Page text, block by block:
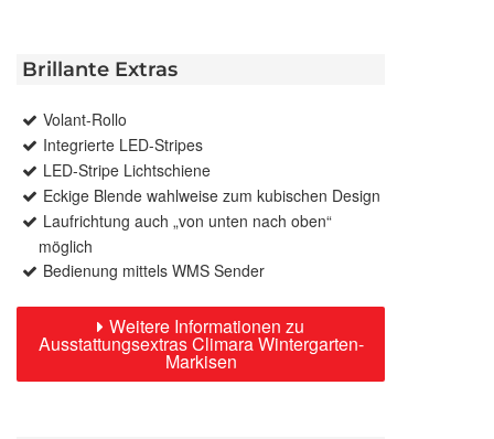
Brillante Extras
Volant-Rollo
Integrierte LED-Stripes
LED-Stripe Lichtschiene
Eckige Blende wahlweise zum kubischen Design
Laufrichtung auch „von unten nach oben“
möglich
Bedienung mittels WMS Sender
Weitere Informationen zu
Ausstattungsextras Climara Wintergarten-
Markisen